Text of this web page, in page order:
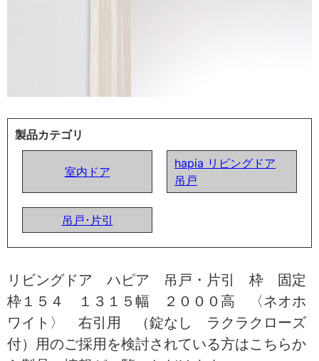
製品カテゴリ
室内ドア
hapia リビングドア
吊戸
吊戸･片引
リビングドア ハピア 吊戸・片引 枠 固定
枠１５４ １３１５幅 ２０００高 〈ネオホ
ワイト〉 右引用 （錠なし ラクラクローズ
付）用のご採用を検討されている方はこちらか